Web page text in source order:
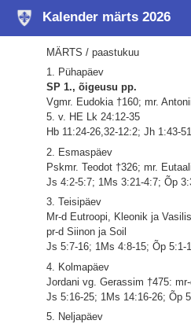
Kalender märts 2026
MÄRTS / paastukuu
1. Pühapäev
SP 1., õigeusu pp.
Vgmr. Eudokia †160; mr.
5. v. HE Lk 24:12-35
Hb 11:24-26,32-12:2; Jh 1:43-51
2. Esmaspäev
Pskmr. Teodot †326; mr.
Js 4:2-5:7; 1Ms 3:21-4:7; Õp
3. Teisipäev
Mr-d Eutroopi, Kleonik ja
pr-d Siinon ja Soil
Js 5:7-16; 1Ms 4:8-15; Õp 5:1-
4. Kolmapäev
Jordani vg. Gerassim †475:
Js 5:16-25; 1Ms 14:16-26; Õp
5. Neljapäev